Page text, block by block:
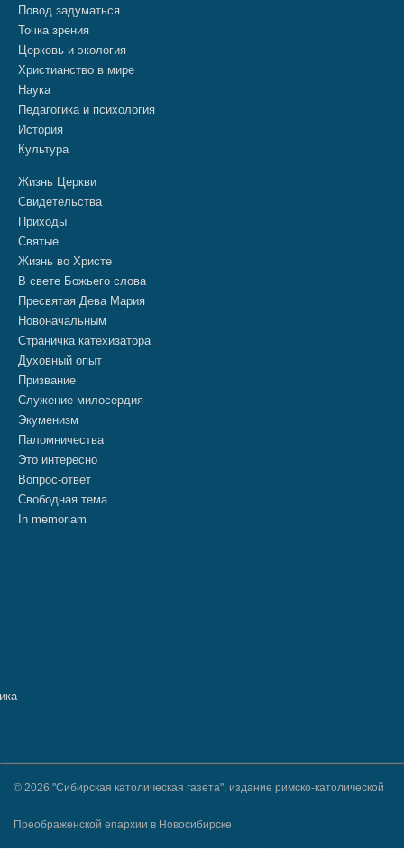
Повод задуматься
Точка зрения
Церковь и экология
Христианство в мире
Наука
Педагогика и психология
История
Культура
Жизнь Церкви
Свидетельства
Приходы
Святые
Жизнь во Христе
В свете Божьего слова
Пресвятая Дева Мария
Новоначальным
Страничка катехизатора
Духовный опыт
Призвание
Служение милосердия
Экуменизм
Паломничества
Это интересно
Вопрос-ответ
Свободная тема
In memoriam
© 2026 "Сибирская католическая газета", издание римско-католической
Преображенской епархии в Новосибирске